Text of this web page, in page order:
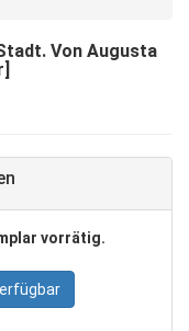
Von Augusta
vorrätig.